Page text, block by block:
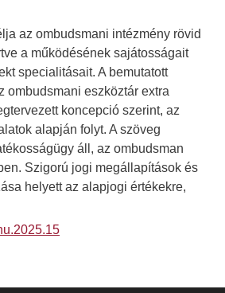
az ombudsmani intézmény rövid
a működésének sajátosságait
specialitásait. A bemutatott
ombudsmani eszköztár extra
koncepció szerint, az
alapján folyt. A szöveg
áll, az ombudsman
Szigorú jogi megállapítások és
helyett az alapjogi értékekre,